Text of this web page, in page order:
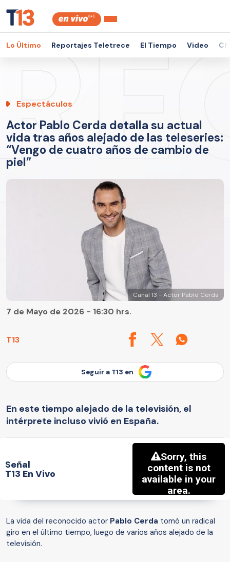
Lo Último Reportajes Teletrece El Tiempo Video
Espectáculos
Actor Pablo Cerda detalla su actual
vida tras años alejado de las teleseries:
“Vengo de cuatro años de cambio de
piel”
Canal 13 - Actor Pablo Cerda
T13
7 de Mayo de 2026 - 16:30 hrs.
Seguir a T13 en
En este tiempo alejado de la televisión, el
intérprete incluso vivió en España.
Señal
T13 En Vivo
La vida del reconocido actor Pablo Cerda tomó un radical
giro en el último tiempo, luego de varios años alejado de la
televisión.